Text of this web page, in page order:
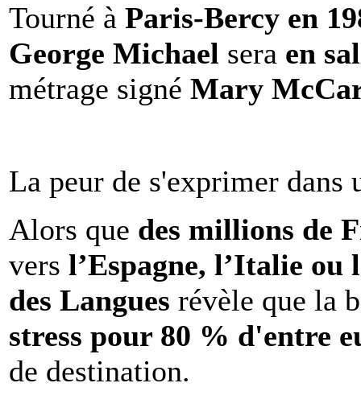
Tourné à Paris-Bercy en
George Michael sera en
métrage signé Mary
La peur de s'exprimer dans
Alors que des millions de
vers l’Espagne, l’Italie ou
des Langues révèle que la
stress pour 80 % d'entre
de destination.